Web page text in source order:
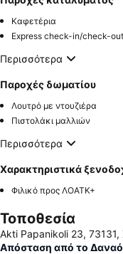
Καφετέρια
Express check-in/check-out
Περισσότερα
Παροχές δωματίου
Λουτρό με ντουζιέρα
Πιστολάκι μαλλιών
Περισσότερα
Χαρακτηριστικά
Φιλικό προς ΛΟΑΤΚ+
Τοποθεσία
Akti Papanikoli 23, 73131,
Απόσταση από το